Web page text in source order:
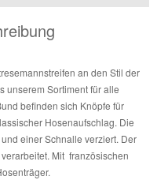
an den Stil der
unserem Sortiment für alle
befinden sich Knöpfe für
Hosenaufschlag. Die
einer Schnalle verziert. Der
Mit französischen